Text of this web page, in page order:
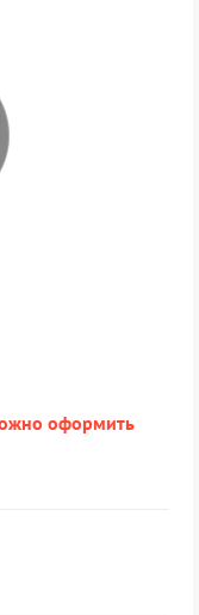
оформить